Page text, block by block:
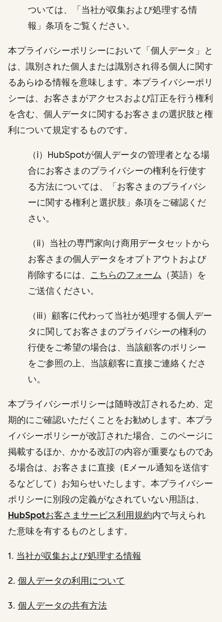
ついては、「当社が収集および処理する情
報」条項をご覧ください。
本プライバシーポリシーにおいて「個人データ」と
は、識別された個人または識別され得る個人に関す
るあらゆる情報を意味します。本プライバシーポリ
シーは、お客さまがアクセスおよび訂正を行う権利
を含む、個人データに関するお客さまの選択肢と権
利について規定するものです。
（i）HubSpotが個人データの管理者となる場
合にお客さまのプライバシーの権利を行使す
る方法については、「お客さまのプライバシ
ーに関する権利と選択肢」条項をご確認くだ
さい。
（ii）当社の専門家向け商用データセットから
お客さまの個人データをオプトアウトおよび
削除するには、 こちらのフォーム （英語）を
ご送信ください。
（iii）顧客に代わって当社が処理する個人デー
タに関してお客さまのプライバシーの権利の
行使をご希望の場合は、当該顧客のポリシー
をご参照の上、当該顧客に直接ご連絡くださ
い。
本プライバシーポリシーは随時改訂されるため、定
期的にご確認いただくことをお勧めします。本プラ
イバシーポリシーが改訂された場合、このページに
掲載するほか、かかる改訂の内容が重要なものであ
る場合は、お客さまに直接（Eメール通知を送信す
るなどして）お知らせいたします。本プライバシー
ポリシーに別段の定義がなされていない用語は、
HubSpotお客さまサービス利用規約内で与えられ
た意味を有するものとします。
1. 当社が収集および処理する情報
2. 個人データの利用について
3. 個人データの共有方法